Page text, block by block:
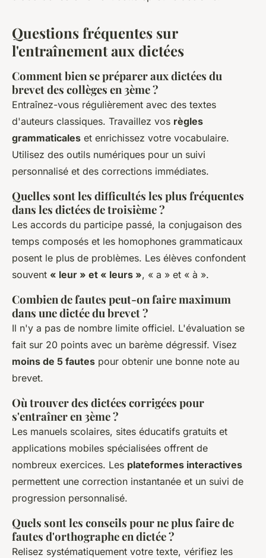
Questions fréquentes sur
l'entraînement aux dictées
Comment bien se préparer aux dictées du
brevet des collèges en 3ème ?
Entraînez-vous régulièrement avec des textes
d'auteurs classiques. Travaillez vos règles
grammaticales et enrichissez votre vocabulaire.
Utilisez des outils numériques pour un suivi
personnalisé et des corrections immédiates.
Quelles sont les difficultés les plus fréquentes
dans les dictées de troisième ?
Les accords du participe passé, la conjugaison des
temps composés et les homophones grammaticaux
posent le plus de problèmes. Les élèves confondent
souvent « leur » et « leurs », « a » et « à ».
Combien de fautes peut-on faire maximum
dans une dictée du brevet ?
Il n'y a pas de nombre limite officiel. L'évaluation se
fait sur 20 points avec un barème dégressif. Visez
moins de 5 fautes pour obtenir une bonne note au
brevet.
Où trouver des dictées corrigées pour
s'entraîner en 3ème ?
Les manuels scolaires, sites éducatifs gratuits et
applications mobiles spécialisées offrent de
nombreux exercices. Les plateformes interactives
permettent une correction instantanée et un suivi de
progression personnalisé.
Quels sont les conseils pour ne plus faire de
fautes d'orthographe en dictée ?
Relisez systématiquement votre texte, vérifiez les